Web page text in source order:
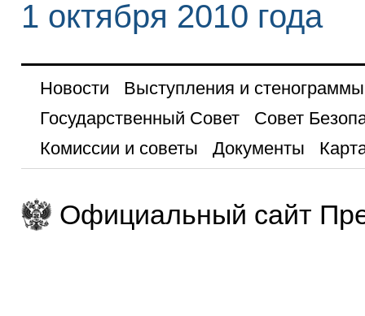
1 октября 2010 года
Новости
Выступления и стенограммы
Государственный Совет
Совет
Комиссии и советы
Документы
Официальный сайт